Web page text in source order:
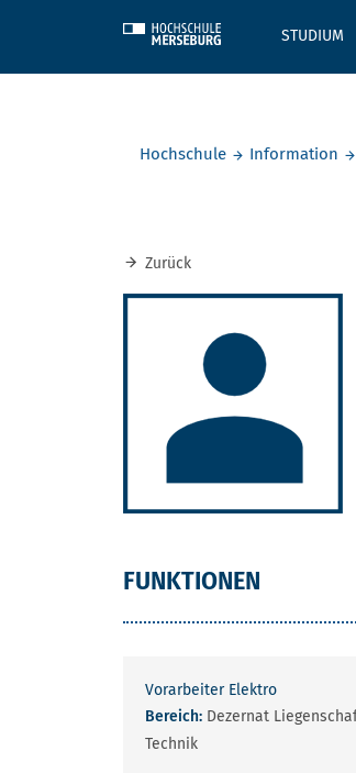
STUDIUM
Hochschule
Information
Zurück
FUNKTIONEN
Vorarbeiter Elektro
Bereich: Dezernat
Technik